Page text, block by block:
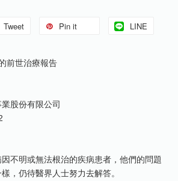
Tweet Pin it LINE
前世治療報告
股份有限公司
不明或無法根治的疾病患者，他們的問題
，仍待醫界人士努力去解答。